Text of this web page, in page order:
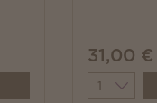
31,00 €
Quantity